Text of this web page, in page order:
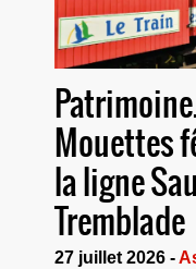
Mouettes
la ligne
Tremblade
27 juillet 2026 -